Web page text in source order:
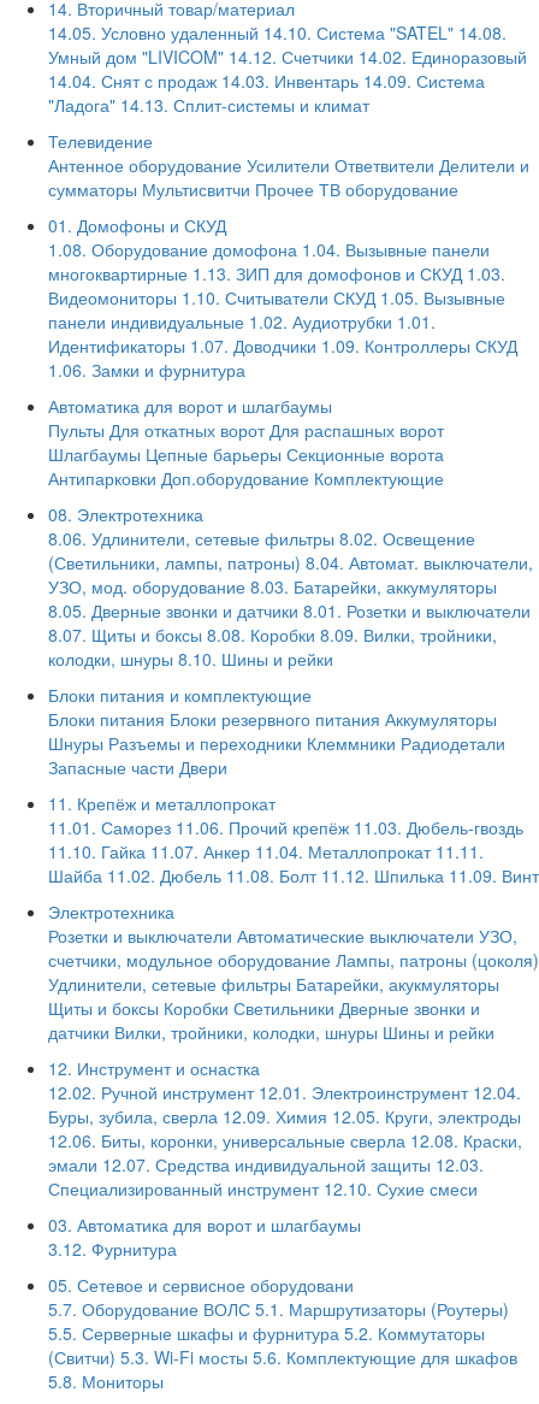
14. Вторичный товар/материал
14.05. Условно удаленный 14.10. Система "SATEL" 14.08.
Умный дом "LIVICOM" 14.12. Счетчики 14.02. Единоразовый
14.04. Снят с продаж 14.03. Инвентарь 14.09. Система
"Ладога" 14.13. Сплит-системы и климат
Телевидение
Антенное оборудование Усилители Ответвители Делители и
сумматоры Мультисвитчи Прочее ТВ оборудование
01. Домофоны и СКУД
1.08. Оборудование домофона 1.04. Вызывные панели
многоквартирные 1.13. ЗИП для домофонов и СКУД 1.03.
Видеомониторы 1.10. Считыватели СКУД 1.05. Вызывные
панели индивидуальные 1.02. Аудиотрубки 1.01.
Идентификаторы 1.07. Доводчики 1.09. Контроллеры СКУД
1.06. Замки и фурнитура
Автоматика для ворот и шлагбаумы
Пульты Для откатных ворот Для распашных ворот
Шлагбаумы Цепные барьеры Секционные ворота
Антипарковки Доп.оборудование Комплектующие
08. Электротехника
8.06. Удлинители, сетевые фильтры 8.02. Освещение
(Светильники, лампы, патроны) 8.04. Автомат. выключатели,
УЗО, мод. оборудование 8.03. Батарейки, аккумуляторы
8.05. Дверные звонки и датчики 8.01. Розетки и выключатели
8.07. Щиты и боксы 8.08. Коробки 8.09. Вилки, тройники,
колодки, шнуры 8.10. Шины и рейки
Блоки питания и комплектующие
Блоки питания Блоки резервного питания Аккумуляторы
Шнуры Разъемы и переходники Клеммники Радиодетали
Запасные части Двери
11. Крепёж и металлопрокат
11.01. Саморез 11.06. Прочий крепёж 11.03. Дюбель-гвоздь
11.10. Гайка 11.07. Анкер 11.04. Металлопрокат 11.11.
Шайба 11.02. Дюбель 11.08. Болт 11.12. Шпилька 11.09. Винт
Электротехника
Розетки и выключатели Автоматические выключатели УЗО,
счетчики, модульное оборудование Лампы, патроны (цоколя)
Удлинители, сетевые фильтры Батарейки, акукмуляторы
Щиты и боксы Коробки Светильники Дверные звонки и
датчики Вилки, тройники, колодки, шнуры Шины и рейки
12. Инструмент и оснастка
12.02. Ручной инструмент 12.01. Электроинструмент 12.04.
Буры, зубила, сверла 12.09. Химия 12.05. Круги, электроды
12.06. Биты, коронки, универсальные сверла 12.08. Краски,
эмали 12.07. Средства индивидуальной защиты 12.03.
Специализированный инструмент 12.10. Сухие смеси
03. Автоматика для ворот и шлагбаумы
3.12. Фурнитура
05. Сетевое и сервисное оборудовани
5.7. Оборудование ВОЛС 5.1. Маршрутизаторы (Роутеры)
5.5. Серверные шкафы и фурнитура 5.2. Коммутаторы
(Свитчи) 5.3. Wi-Fi мосты 5.6. Комплектующие для шкафов
5.8. Мониторы